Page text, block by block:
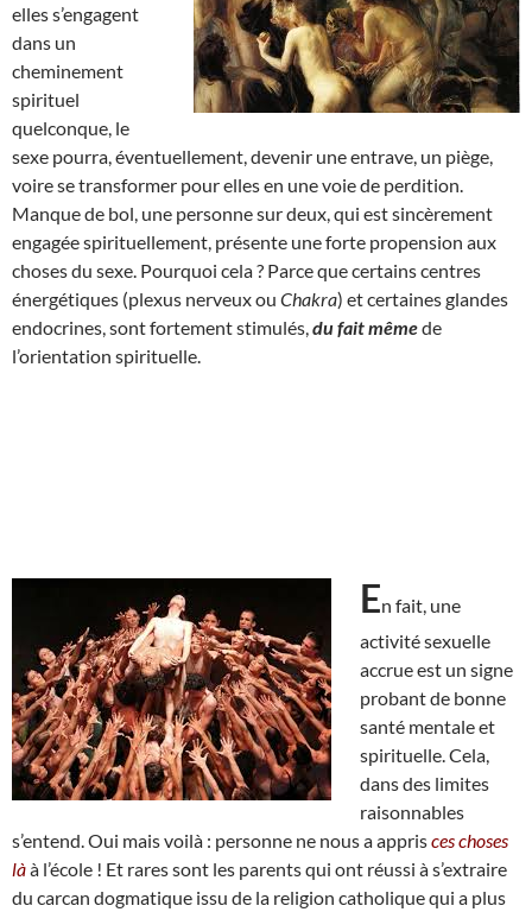
elles s’engagent
dans un
cheminement
spirituel
quelconque, le
sexe pourra, éventuellement, devenir une entrave, un piège,
voire se transformer pour elles en une voie de perdition.
Manque de bol, une personne sur deux, qui est sincèrement
engagée spirituellement, présente une forte propension aux
choses du sexe. Pourquoi cela ? Parce que certains centres
énergétiques (plexus nerveux ou Chakra) et certaines glandes
endocrines, sont fortement stimulés, du fait mêmede
l’orientation spirituelle.
En fait, une
activité sexuelle
accrue est un signe
probant de bonne
santé mentale et
spirituelle. Cela,
dans des limites
raisonnables
s’entend. Oui mais voilà : personne ne nous a apprisces choses
làà l’école ! Et rares sont les parents qui ont réussi à s’extraire
du carcan dogmatique issu de la religion catholique qui a plus